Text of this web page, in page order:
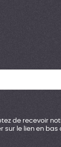
de recevoir
sur le lien en bas